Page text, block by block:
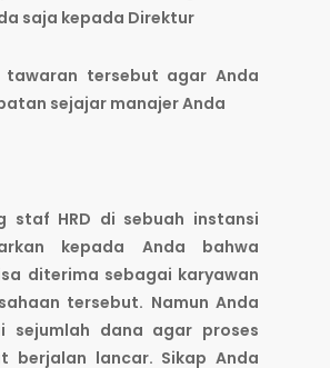
saja kepada Direktur
tawaran tersebut agar Anda
sejajar manajer Anda
staf HRD di sebuah instansi
kepada Anda bahwa
diterima sebagai karyawan
tersebut. Namun Anda
sejumlah dana agar proses
berjalan lancar. Sikap Anda